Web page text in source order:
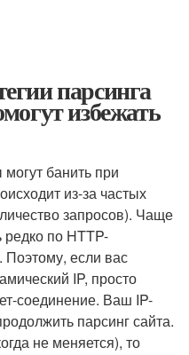
парсинга
избежать
банить при
из-за частых
запросов). Чаще
редко по HTTP-
Поэтому, если вас
IP, просто
соединение. Ваш IP-
парсинг сайта.
не меняется), то